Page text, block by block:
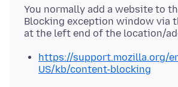
You normally add a website to
Blocking exception window via
https://support.mozilla.org/
US/kb/content-blocking